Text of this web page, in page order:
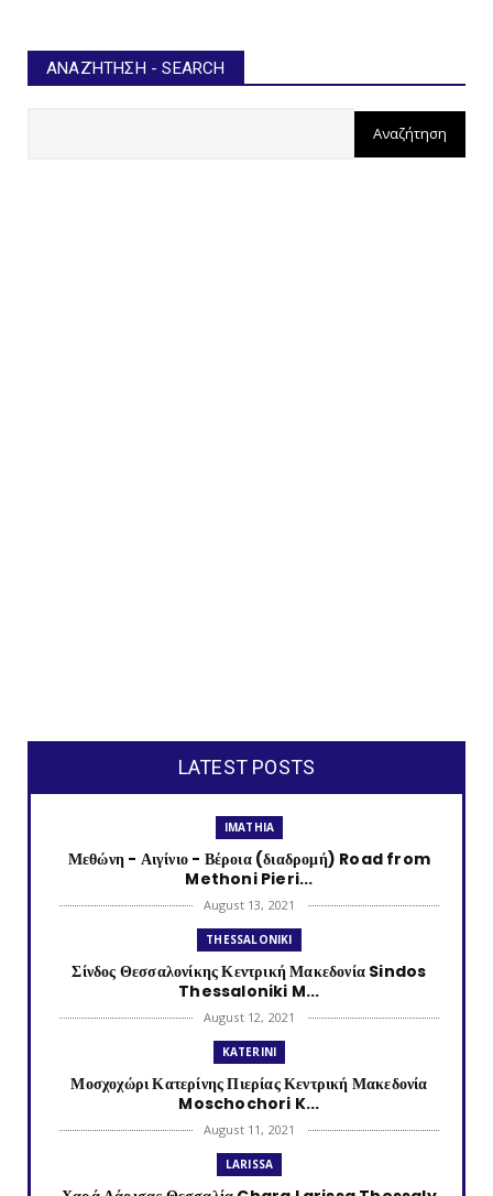
ΑΝΑΖΉΤΗΣΗ - SEARCH
LATEST POSTS
IMATHIA
Μεθώνη - Αιγίνιο - Βέροια (διαδρομή) Road from
Methoni Pieri...
August 13, 2021
THESSALONIKI
Σίνδος Θεσσαλονίκης Κεντρική Μακεδονία Sindos
Thessaloniki M...
August 12, 2021
KATERINI
Μοσχοχώρι Κατερίνης Πιερίας Κεντρική Μακεδονία
Moschochori K...
August 11, 2021
LARISSA